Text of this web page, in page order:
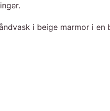
i beige marmor i